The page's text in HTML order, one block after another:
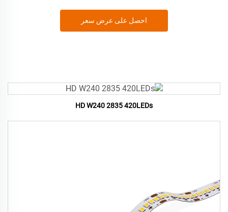
احصل على عرض سعر
HD W240 2835 420LEDs